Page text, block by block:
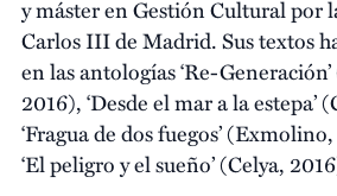
y máster en Gestión Cultural por
Carlos III de Madrid. Sus textos
en las antologías ‘Re-
2016), ‘Desde el mar a la estepa’
‘Fragua de dos fuegos’
‘El peligro y el sueño’ (Celya,